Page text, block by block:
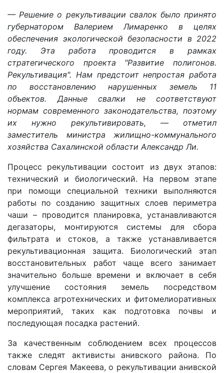
— Решение о рекультивации свалок было принято
губернатором Валерием Лимаренко в целях
обеспечения экологической безопасности в 2022
году. Эта работа проводится в рамках
стратегического проекта "Развитие полигонов.
Рекультивация". Нам предстоит непростая работа
по восстановлению нарушенных земель 11
объектов. Данные свалки не соответствуют
нормам современного законодательства, поэтому
их нужно рекультивировать, — отметил
заместитель министра жилищно-коммунального
хозяйства Сахалинской области Александр Ли.
Процесс рекультивации состоит из двух этапов:
технический и биологический. На первом этапе
при помощи специальной техники выполняются
работы по созданию защитных слоев периметра
чаши – проводится планировка, устанавливаются
дегазаторы, монтируются системы для сбора
фильтрата и стоков, а также устанавливается
рекультивационная защита. Биологический этап
восстановительных работ чаще всего занимает
значительно больше времени и включает в себя
улучшение состояния земель посредством
комплекса агротехнических и фитомелиоративных
мероприятий, таких как подготовка почвы и
последующая посадка растений.
За качественным соблюдением всех процессов
также следят активисты анивского района. По
словам Сергея Макеева, о рекультивации анивской